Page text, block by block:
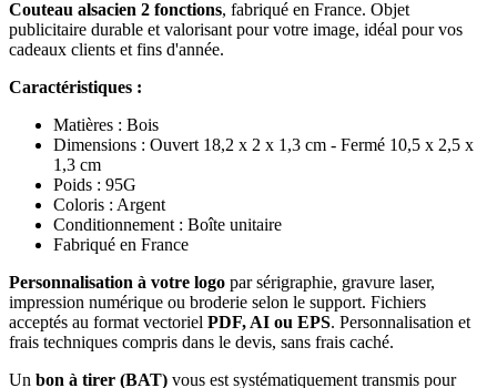
Couteau alsacien 2 fonctions, fabriqué en France. Objet
publicitaire durable et valorisant pour votre image, idéal pour vos
cadeaux clients et fins d'année.
Caractéristiques :
Matières : Bois
Dimensions : Ouvert 18,2 x 2 x 1,3 cm - Fermé 10,5 x 2,5 x
1,3 cm
Poids : 95G
Coloris : Argent
Conditionnement : Boîte unitaire
Fabriqué en France
Personnalisation à votre logo par sérigraphie, gravure laser,
impression numérique ou broderie selon le support. Fichiers
acceptés au format vectoriel PDF, AI ou EPS. Personnalisation et
frais techniques compris dans le devis, sans frais caché.
Un bon à tirer (BAT) vous est systématiquement transmis pour